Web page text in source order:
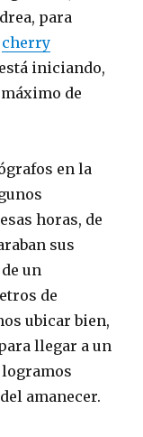
para
cherry
iniciando,
de
en la
horas, de
sus
un
de
ubicar bien,
llegar a un
amanecer.